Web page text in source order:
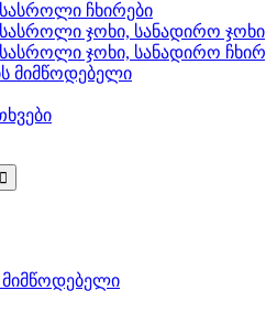
სასროლი ჩხირები
სასროლი ჯოხი, სანადირო ჯოხი
სასროლი ჯოხი, სანადირო
მიმწოდებელი